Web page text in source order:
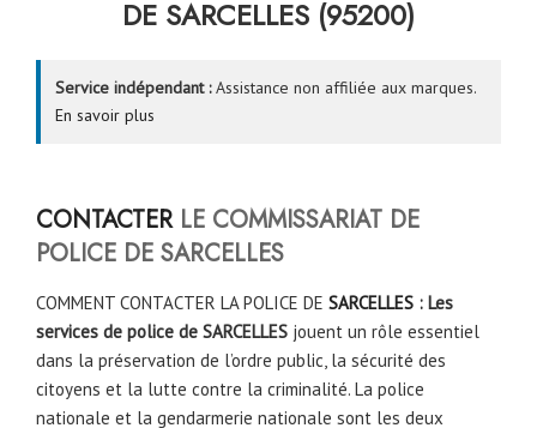
DE SARCELLES (95200)
Service indépendant :Assistance non affiliée aux marques.
En savoir plus
CONTACTERLE COMMISSARIAT DE
POLICE DE SARCELLES
COMMENT CONTACTER LA POLICE DE SARCELLES : Les
services de police de SARCELLES jouent un rôle essentiel
dans la préservation de l’ordre public, la sécurité des
citoyens et la lutte contre la criminalité. La police
nationale et la gendarmerie nationale sont les deux